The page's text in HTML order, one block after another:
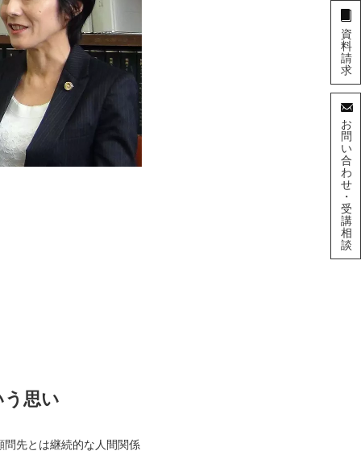
思い
先とは継続的な人間関係
資
料
請
求
お
問
い
合
わ
せ
・
受
講
相
談